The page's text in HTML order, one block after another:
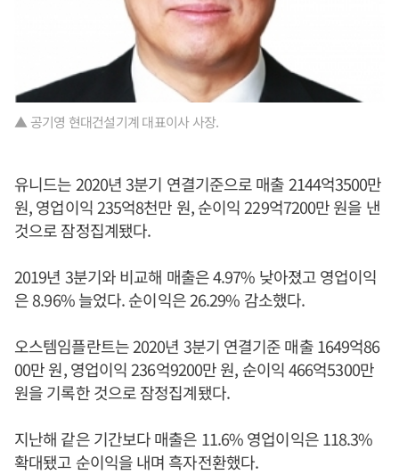
▲ 공기영 현대건설기계 대표이사 사장.
유니드는 2020년 3분기 연결기준으로 매출 2144억3500만
원, 영업이익 235억8천만 원, 순이익 229억7200만 원을 낸
것으로 잠정집계됐다.
2019년 3분기와 비교해 매출은 4.97% 낮아졌고 영업이익
은 8.96% 늘었다. 순이익은 26.29% 감소했다.
오스템임플란트는 2020년 3분기 연결기준 매출 1649억86
00만 원, 영업이익 236억9200만 원, 순이익 466억5300만
원을 기록한 것으로 잠정집계됐다.
지난해 같은 기간보다 매출은 11.6% 영업이익은 118.3%
확대됐고 순이익을 내며 흑자전환했다.